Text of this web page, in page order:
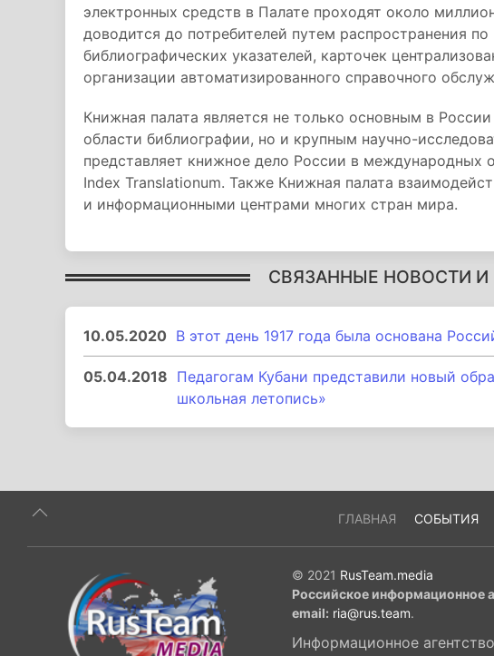
электронных средств в Палате проходят около
доводится до потребителей путем распространения
библиографических указателей, карточек
организации автоматизированного справочного
Книжная палата является не только основным в
области библиографии, но и крупным научно-
представляет книжное дело России в международных
Index Translationum. Также Книжная палата
и информационными центрами многих стран мира.
СВЯЗАННЫЕ НОВОСТИ
10.05.2020 В этот день 1917 года была основана
05.04.2018 Педагогам Кубани представили новый
школьная летопись»
ГЛАВНАЯ СОБЫТИЯ
© 2021 RusTeam.media
Российское информационное
email: ria@rus.team.
Информационное